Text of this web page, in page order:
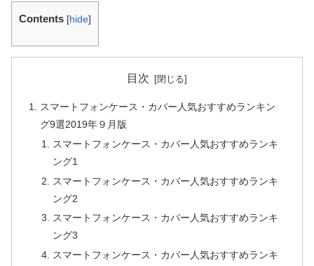
Contents [hide]
目次
スマートフォンケース・カバー人気おすすめランキン
グ9選2019年９月版
スマートフォンケース・カバー人気おすすめランキ
ング1
スマートフォンケース・カバー人気おすすめランキ
ング2
スマートフォンケース・カバー人気おすすめランキ
ング3
スマートフォンケース・カバー人気おすすめランキ